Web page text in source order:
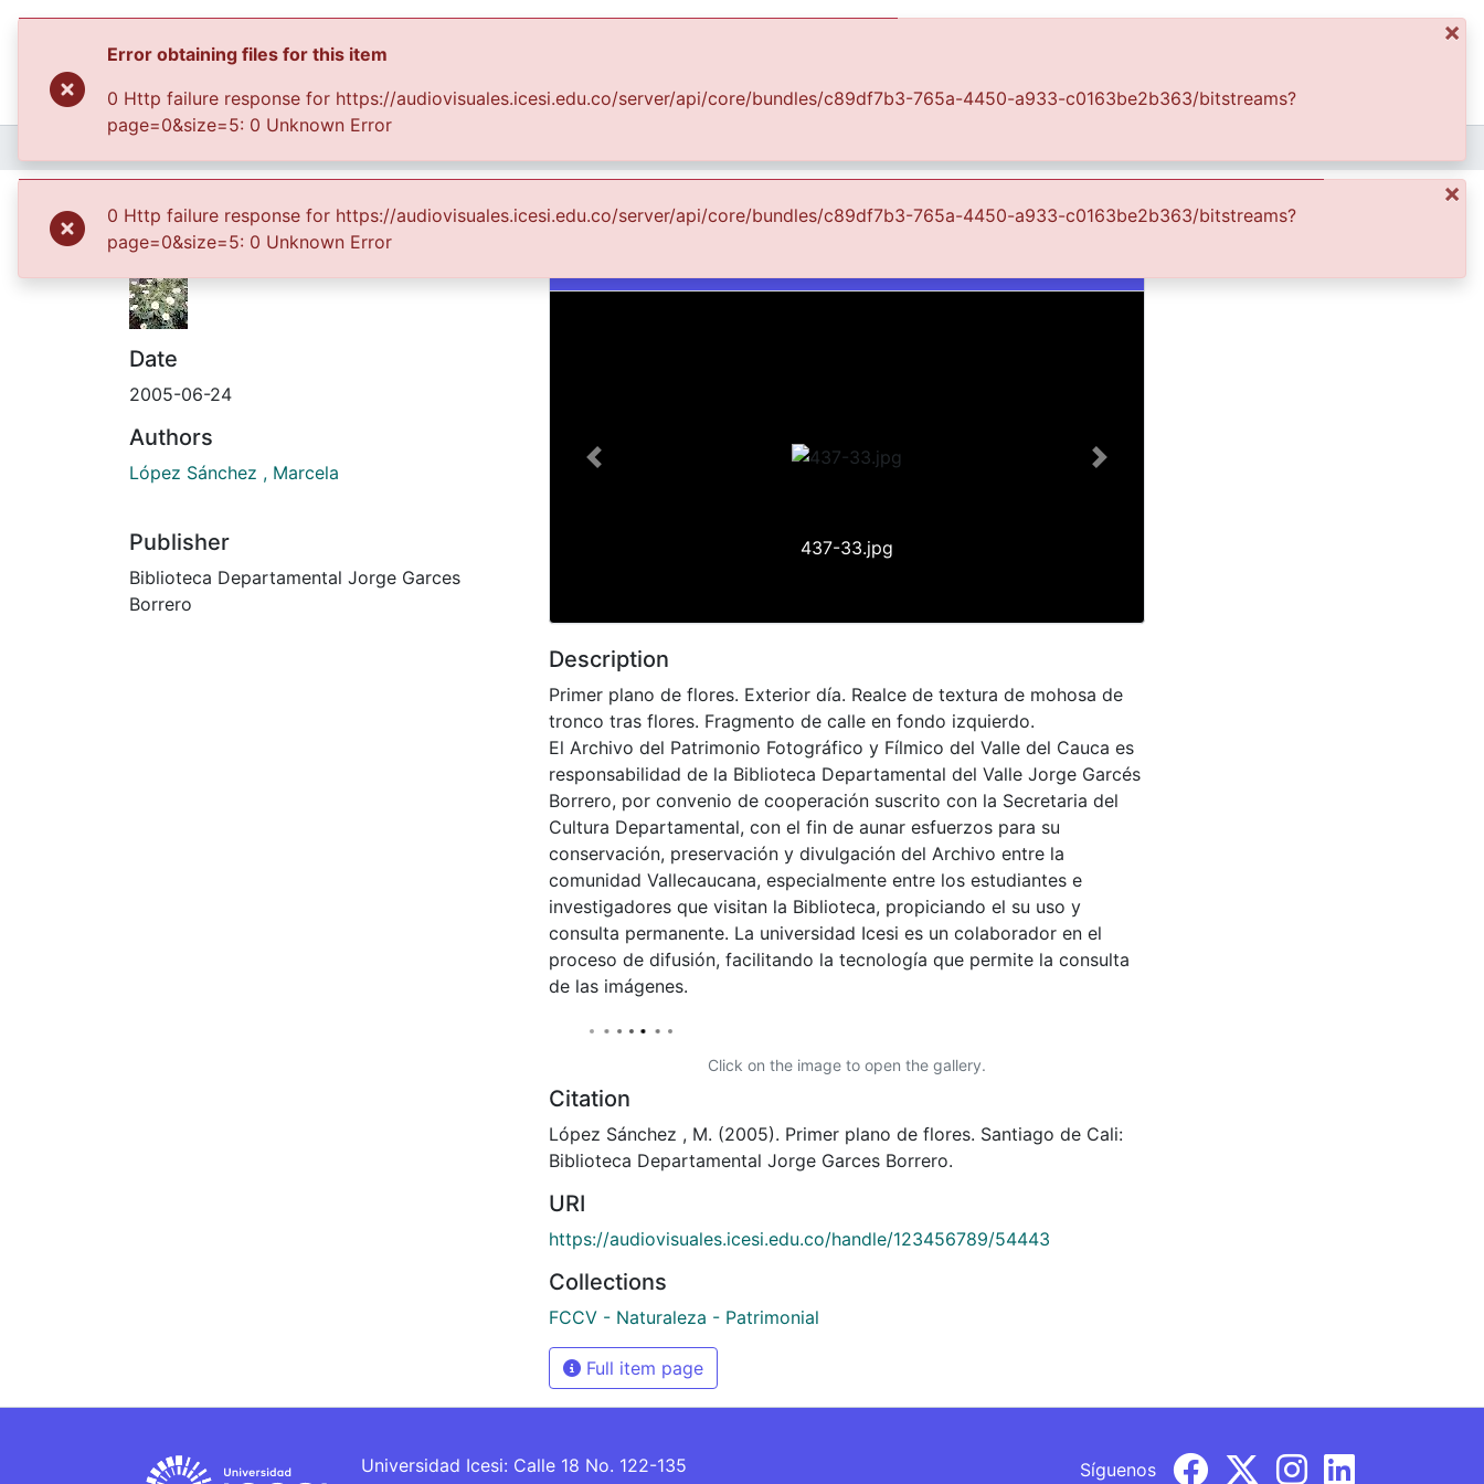
Primer plano de flores
Date
2005-06-24
Authors
López Sánchez , Marcela
Publisher
Biblioteca Departamental Jorge Garces
Borrero
437-33.jpg
Previous Next
Description
Primer plano de flores. Exterior día. Realce de textura de mohosa de
tronco tras flores. Fragmento de calle en fondo izquierdo.
El Archivo del Patrimonio Fotográfico y Fílmico del Valle del Cauca es
responsabilidad de la Biblioteca Departamental del Valle Jorge Garcés
Borrero, por convenio de cooperación suscrito con la Secretaria del
Cultura Departamental, con el fin de aunar esfuerzos para su
conservación, preservación y divulgación del Archivo entre la
comunidad Vallecaucana, especialmente entre los estudiantes e
investigadores que visitan la Biblioteca, propiciando el su uso y
consulta permanente. La universidad Icesi es un colaborador en el
proceso de difusión, facilitando la tecnología que permite la consulta
de las imágenes.
Click on the image to open the gallery.
Citation
López Sánchez , M. (2005). Primer plano de flores. Santiago de Cali:
Biblioteca Departamental Jorge Garces Borrero.
URI
https://audiovisuales.icesi.edu.co/handle/123456789/54443
Collections
FCCV - Naturaleza - Patrimonial
Full item page
Universidad Icesi: Calle 18 No. 122-135
Síguenos
×
Error obtaining files for this item
0 Http failure response for https://audiovisuales.icesi.edu.co/server/api/core/bundles/c89df7b3-765a-4450-a933-c0163be2b363/bitstreams?
page=0&size=5: 0 Unknown Error
×
0 Http failure response for https://audiovisuales.icesi.edu.co/server/api/core/bundles/c89df7b3-765a-4450-a933-c0163be2b363/bitstreams?
page=0&size=5: 0 Unknown Error